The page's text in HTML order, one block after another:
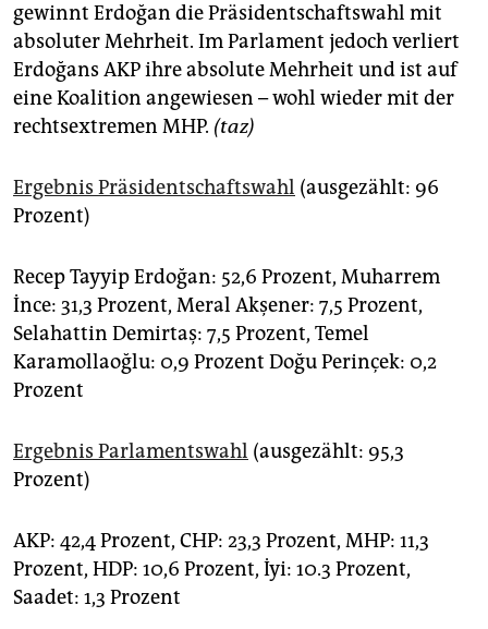
gewinnt Erdoğan die Präsidentschaftswahl mit
absoluter Mehrheit. Im Parlament jedoch verliert
Erdoğans AKP ihre absolute Mehrheit und ist auf
eine Koalition angewiesen – wohl wieder mit der
rechtsextremen MHP. (taz)
Ergebnis Präsidentschaftswahl (ausgezählt: 96
Prozent)
Recep Tayyip Erdoğan: 52,6 Prozent, Muharrem
İnce: 31,3 Prozent, Meral Akşener: 7,5 Prozent,
Selahattin Demirtaş: 7,5 Prozent, Temel
Karamollaoğlu: 0,9 Prozent Doğu Perinçek: 0,2
Prozent
Ergebnis Parlamentswahl (ausgezählt: 95,3
Prozent)
AKP: 42,4 Prozent, CHP: 23,3 Prozent, MHP: 11,3
Prozent, HDP: 10,6 Prozent, İyi: 10.3 Prozent,
Saadet: 1,3 Prozent